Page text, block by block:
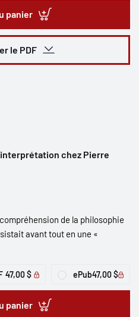
panier
le PDF
chez Pierre
de la philosophie
avant tout en une «
47,00 $ ePub47,00 $
panier